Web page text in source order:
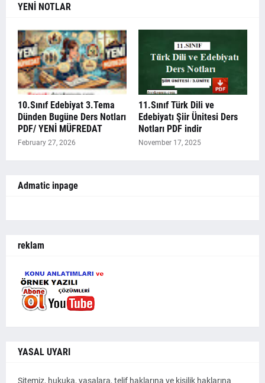
YENİ NOTLAR
10.Sınıf Edebiyat 3.Tema
Dünden Bugüne Ders Notları
PDF/ YENİ MÜFREDAT
February 27, 2026
11.Sınıf Türk Dili ve
Edebiyatı Şiir Ünitesi Ders
Notları PDF indir
November 17, 2025
Admatic inpage
reklam
YASAL UYARI
Sitemiz, hukuka, yasalara, telif haklarına ve kişilik haklarına